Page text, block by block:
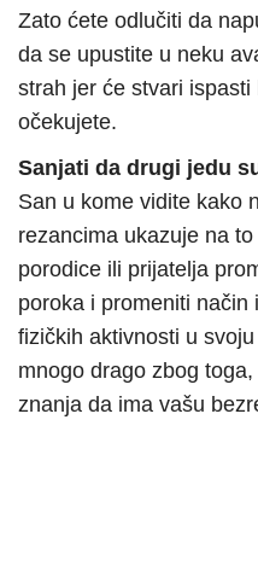
Zato ćete odlučiti da
da se upustite u neku
strah jer će stvari
očekujete.
Sanjati da drugi jedu
San u kome vidite kako
rezancima ukazuje na
porodice ili prijatelja
poroka i promeniti
fizičkih aktivnosti u
mnogo drago zbog
znanja da ima vašu